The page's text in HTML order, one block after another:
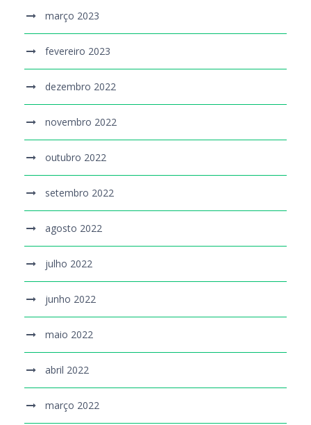
março 2023
fevereiro 2023
dezembro 2022
novembro 2022
outubro 2022
setembro 2022
agosto 2022
julho 2022
junho 2022
maio 2022
abril 2022
março 2022